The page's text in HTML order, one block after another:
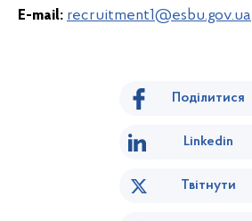
E-mail: recruitment1@esbu.gov.ua
Поділитися
Linkedin
Твітнути